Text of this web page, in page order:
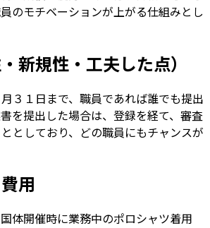
のモチベーションが上がる仕組みとし
新規性・工夫した点）
３１日まで、職員であれば誰でも提出
を提出した場合は、登録を経て、審査
としており、どの職員にもチャンスが
用
体開催時に業務中のポロシャツ着用